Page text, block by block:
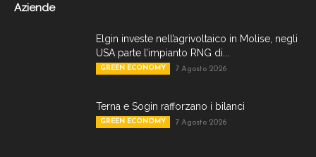
Aziende
Elgin investe nell’agrivoltaico in Molise, negli
USA parte l’impianto RNG di...
GREEN ECONOMY 7 Agosto 2026
Terna e Sogin rafforzano i bilanci
GREEN ECONOMY 7 Agosto 2026